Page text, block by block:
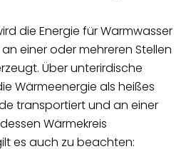
die Energie für Warmwasser
einer oder mehreren Stellen
Über unterirdische
Wärmeenergie als heißes
transportiert und an einer
Wärmekreis
es auch zu beachten: